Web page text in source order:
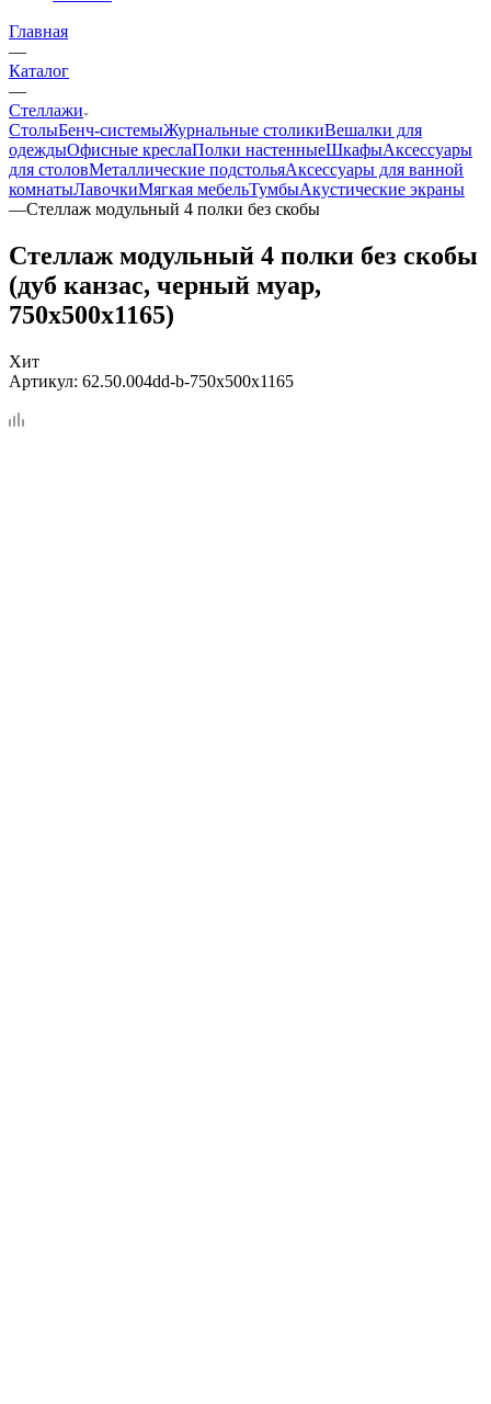
Главная
—
Каталог
—
Стеллажи
СтолыБенч-системыЖурнальные столикиВешалки для
одеждыОфисные креслаПолки настенныеШкафыАксессуары
для столовМеталлические подстольяАксессуары для ванной
комнатыЛавочкиМягкая мебельТумбыАкустические экраны
—Стеллаж модульный 4 полки без скобы
Стеллаж модульный 4 полки без скобы
(дуб канзас, черный муар,
750x500x1165)
Хит
Артикул: 62.50.004dd-b-750x500x1165